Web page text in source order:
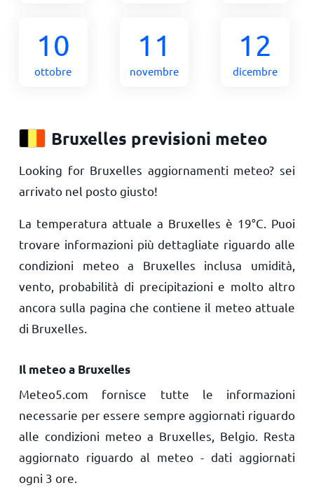
10
ottobre
11
novembre
12
dicembre
Bruxelles previsioni meteo
Looking for Bruxelles aggiornamenti meteo? sei
arrivato nel posto giusto!
La temperatura attuale a Bruxelles è 19°C . Puoi
trovare informazioni più dettagliate riguardo alle
condizioni meteo a Bruxelles inclusa umidità,
vento, probabilità di precipitazioni e molto altro
ancora sulla pagina che contiene il meteo attuale
di Bruxelles.
Il meteo a Bruxelles
Meteo5.com fornisce tutte le informazioni
necessarie per essere sempre aggiornati riguardo
alle condizioni meteo a Bruxelles, Belgio. Resta
aggiornato riguardo al meteo - dati aggiornati
ogni 3 ore.